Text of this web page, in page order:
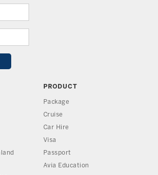
PRODUCT
Package
Cruise
Car Hire
Visa
Passport
Avia Education